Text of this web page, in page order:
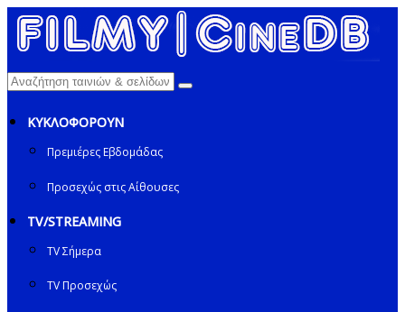
ΚΥΚΛΟΦΟΡΟΥΝ
Πρεμιέρες Εβδομάδας
Προσεχώς στις Αίθουσες
TV/STREAMING
TV Σήμερα
TV Προσεχώς